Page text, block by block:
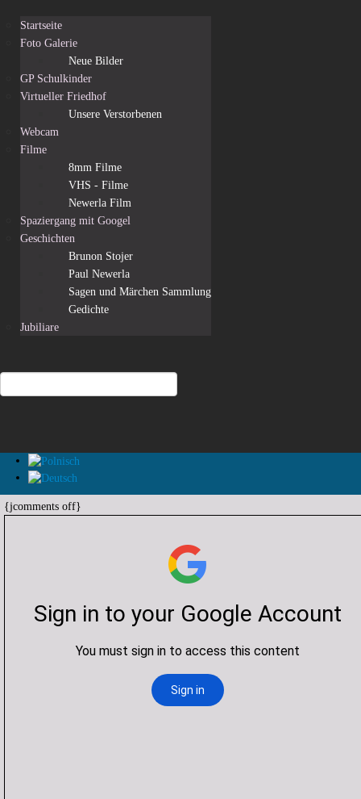
Startseite
Foto Galerie
Neue Bilder
GP Schulkinder
Virtueller Friedhof
Unsere Verstorbenen
Webcam
Filme
8mm Filme
VHS - Filme
Newerla Film
Spaziergang mit Googel
Geschichten
Brunon Stojer
Paul Newerla
Sagen und Märchen Sammlung
Gedichte
Jubiliare
{jcomments off}